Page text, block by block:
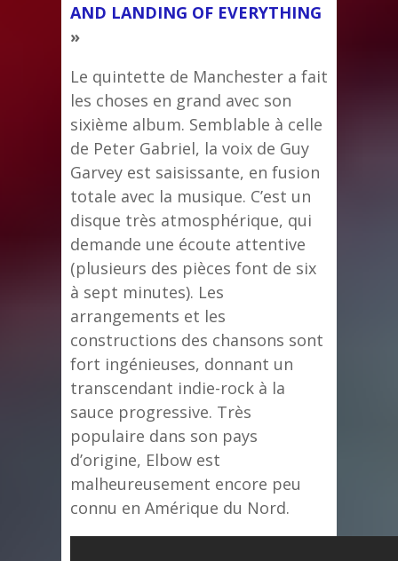
AND LANDING OF EVERYTHING
»
Le quintette de Manchester a fait
les choses en grand avec son
sixième album. Semblable à celle
de Peter Gabriel, la voix de Guy
Garvey est saisissante, en fusion
totale avec la musique. C’est un
disque très atmosphérique, qui
demande une écoute attentive
(plusieurs des pièces font de six
à sept minutes). Les
arrangements et les
constructions des chansons sont
fort ingénieuses, donnant un
transcendant indie-rock à la
sauce progressive. Très
populaire dans son pays
d’origine, Elbow est
malheureusement encore peu
connu en Amérique du Nord.